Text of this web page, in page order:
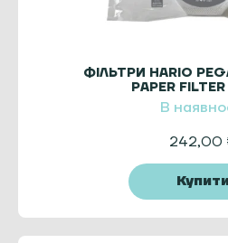
ФІЛЬТРИ HARIO
PAPER
В
242,00